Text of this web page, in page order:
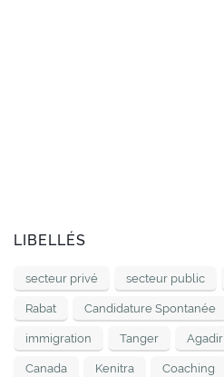
LIBELLÉS
secteur privé secteur public
Rabat Candidature Spontanée
immigration Tanger Agadir
Canada Kenitra Coaching